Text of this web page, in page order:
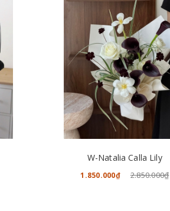
W-Natalia Calla Lily
1.850.000₫ 2.850.000₫